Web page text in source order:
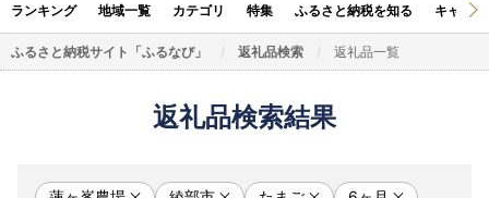
ランキング 地域一覧 カテゴリ 特集 ふるさと納税を知る キャン
ふるさと納税サイト「ふるなび」 返礼品検索 返礼品一覧
返礼品検索結果